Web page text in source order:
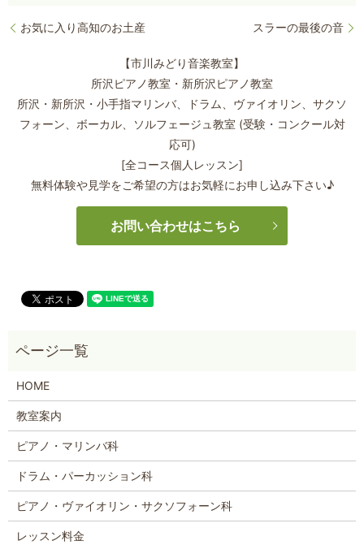
お気に入り高知のお土産 スラーの最後の音
【市川みどり音楽教室】
所沢ピアノ教室・新所沢ピアノ教室
所沢・新所沢・小手指マリンバ、ドラム、ヴァイオリン、サクソ
フォーン、 ボーカル、ソルフェージュ教室 (受験・コンクール対
応可)
[全コース個人レッスン]
無料体験や見学をご希望の方はお気軽にお申し込み下さい♪
お問い合わせはこちら
HOME
教室案内
ピアノ・マリンバ科
ドラム・パーカッション科
ピアノ・ヴァイオリン・サクソフォーン科
レッスン料金